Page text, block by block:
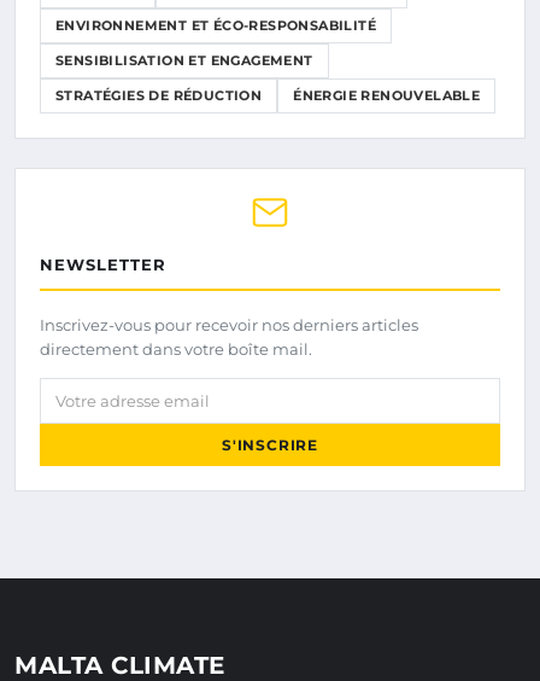
ENVIRONNEMENT ET ÉCO-RESPONSABILITÉ
SENSIBILISATION ET ENGAGEMENT
STRATÉGIES DE RÉDUCTION ÉNERGIE RENOUVELABLE
NEWSLETTER
Inscrivez-vous pour recevoir nos derniers articles
directement dans votre boîte mail.
Votre adresse email
S'INSCRIRE
MALTA CLIMATE